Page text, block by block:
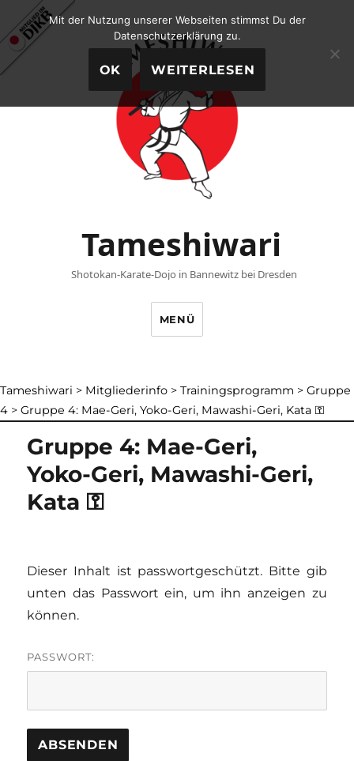
Tameshiwari
Shotokan-Karate-Dojo in Bannewitz bei Dresden
MENÜ
Tameshiwari > Mitgliederinfo > Trainingsprogramm > Gruppe
4 > Gruppe 4: Mae-Geri, Yoko-Geri, Mawashi-Geri, Kata ⚿
Gruppe 4: Mae-Geri,
Yoko-Geri, Mawashi-Geri,
Kata ⚿
Dieser Inhalt ist passwortgeschützt. Bitte gib
unten das Passwort ein, um ihn anzeigen zu
können.
PASSWORT:
Mit der Nutzung unserer Webseiten stimmst Du der
Datenschutzerklärung zu.
OK WEITERLESEN